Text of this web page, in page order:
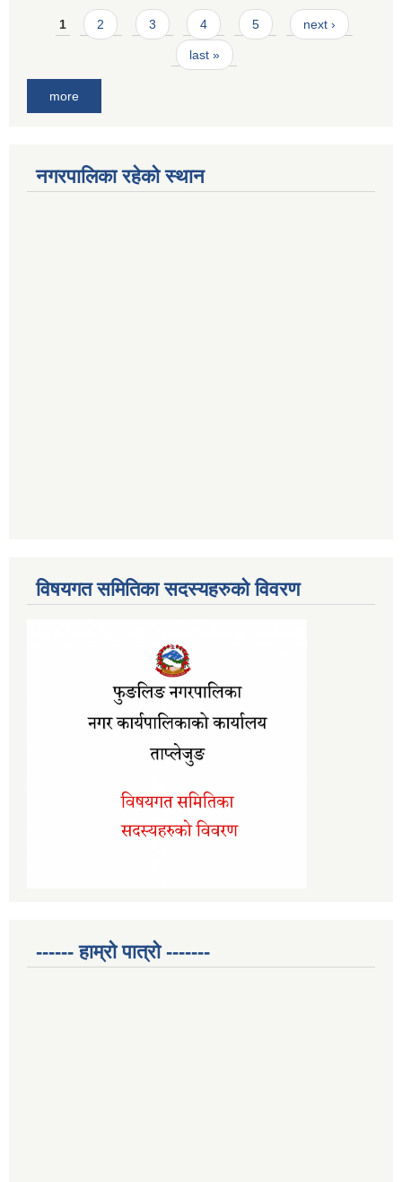
Pages
1 2 3 4 5 next ›
last »
more
नगरपालिका रहेको स्थान
विषयगत समितिका सदस्यहरुको विवरण
------ हाम्रो पात्रो -------